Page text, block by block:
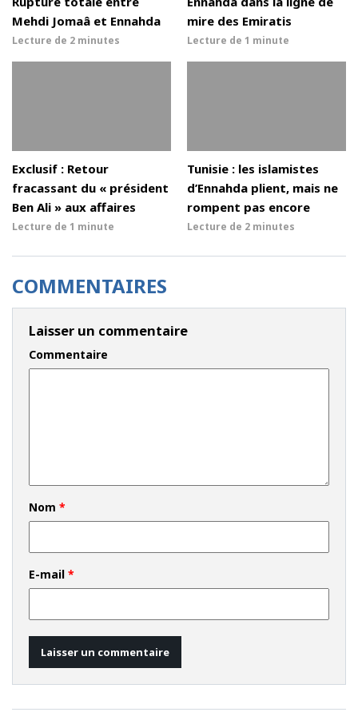
Mehdi Jomaâ et Ennahda
Lecture de 2 minutes
mire des Emiratis
Lecture de 1 minute
Exclusif : Retour
fracassant du « président
Ben Ali » aux affaires
Lecture de 1 minute
Tunisie : les islamistes
d’Ennahda plient, mais ne
rompent pas encore
Lecture de 2 minutes
COMMENTAIRES
Laisser un commentaire
Commentaire
Nom *
E-mail *